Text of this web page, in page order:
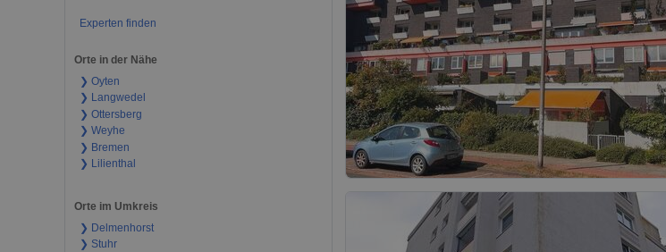
Experten finden
Orte in der Nähe
❯ Oyten
❯ Langwedel
❯ Ottersberg
❯ Weyhe
❯ Bremen
❯ Lilienthal
Orte im Umkreis
❯ Delmenhorst
❯ Stuhr